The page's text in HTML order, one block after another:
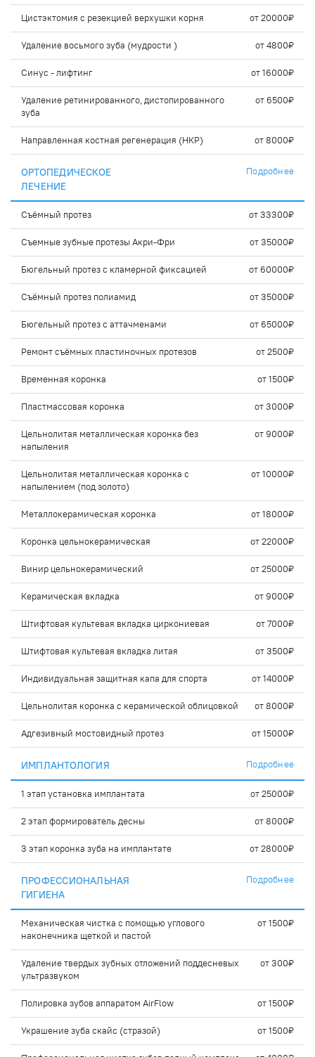
Цистэктомия с резекцией верхушки корня от 20000₽
Удаление восьмого зуба (мудрости ) от 4800₽
Синус - лифтинг от 16000₽
Удаление ретинированного, дистопированного
зуба
от 6500₽
Направленная костная регенерация (НКР) от 8000₽
ОРТОПЕДИЧЕСКОЕ
ЛЕЧЕНИЕ
Подробнее
Съёмный протез от 33300₽
Съемные зубные протезы Акри-Фри от 35000₽
Бюгельный протез с кламерной фиксацией от 60000₽
Съёмный протез полиамид от 35000₽
Бюгельный протез с аттачменами от 65000₽
Ремонт съёмных пластиночных протезов от 2500₽
Временная коронка от 1500₽
Пластмассовая коронка от 3000₽
Цельнолитая металлическая коронка без
напыления
от 9000₽
Цельнолитая металлическая коронка с
напылением (под золото)
от 10000₽
Металлокерамическая коронка от 18000₽
Коронка цельнокерамическая от 22000₽
Винир цельнокерамический от 25000₽
Керамическая вкладка от 9000₽
Штифтовая культевая вкладка циркониевая от 7000₽
Штифтовая культевая вкладка литая от 3500₽
Индивидуальная защитная капа для спорта от 14000₽
Цельнолитая коронка с керамической облицовкой от 8000₽
Адгезивный мостовидный протез от 15000₽
ИМПЛАНТОЛОГИЯ Подробнее
1 этап установка имплантата от 25000₽
2 этап формирователь десны от 8000₽
3 этап коронка зуба на имплантате от 28000₽
ПРОФЕССИОНАЛЬНАЯ
ГИГИЕНА
Подробнее
Механическая чистка с помощью углового
наконечника щеткой и пастой
от 1500₽
Удаление твердых зубных отложений поддесневых
ультразвуком
от 300₽
Полировка зубов аппаратом AirFlow от 1500₽
Украшение зуба скайс (стразой) от 1500₽